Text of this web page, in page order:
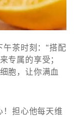
茶时刻：“搭配
专属的享受；
胞，让你满血
担心他每天维